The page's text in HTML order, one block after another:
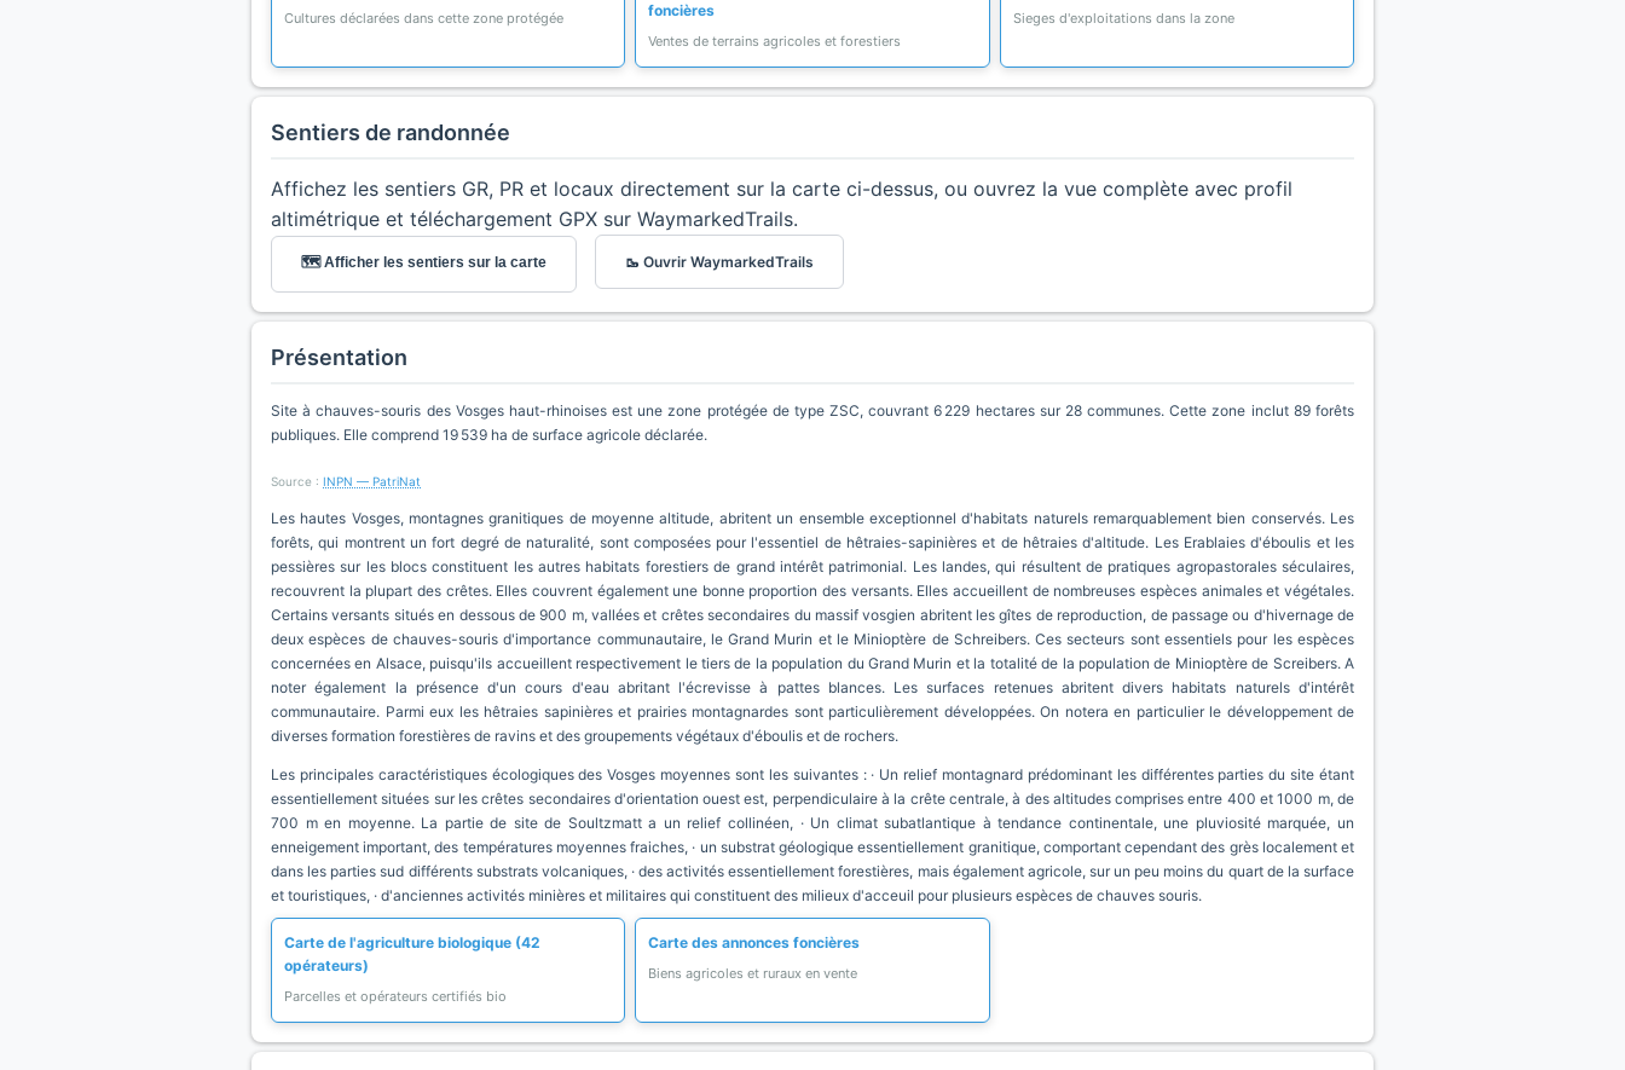
Cultures déclarées dans cette zone protégée
foncières
Ventes de terrains agricoles et forestiers
Sieges d'exploitations dans la zone
Sentiers de randonnée
Affichez les sentiers GR, PR et locaux directement sur la carte ci-dessus, ou ouvrez la vue complète avec profil
altimétrique et téléchargement GPX sur WaymarkedTrails.
🗺️ Afficher les sentiers sur la carte 🥾 Ouvrir WaymarkedTrails
Présentation
Site à chauves-souris des Vosges haut-rhinoises est une zone protégée de type ZSC, couvrant 6 229 hectares sur 28 communes. Cette zone inclut 89 forêts
publiques. Elle comprend 19 539 ha de surface agricole déclarée.
Source : INPN — PatriNat
Les hautes Vosges, montagnes granitiques de moyenne altitude, abritent un ensemble exceptionnel d'habitats naturels remarquablement bien conservés. Les
forêts, qui montrent un fort degré de naturalité, sont composées pour l'essentiel de hêtraies-sapinières et de hêtraies d'altitude. Les Erablaies d'éboulis et les
pessières sur les blocs constituent les autres habitats forestiers de grand intérêt patrimonial. Les landes, qui résultent de pratiques agropastorales séculaires,
recouvrent la plupart des crêtes. Elles couvrent également une bonne proportion des versants. Elles accueillent de nombreuses espèces animales et végétales.
Certains versants situés en dessous de 900 m, vallées et crêtes secondaires du massif vosgien abritent les gîtes de reproduction, de passage ou d'hivernage de
deux espèces de chauves-souris d'importance communautaire, le Grand Murin et le Minioptère de Schreibers. Ces secteurs sont essentiels pour les espèces
concernées en Alsace, puisqu'ils accueillent respectivement le tiers de la population du Grand Murin et la totalité de la population de Minioptère de Screibers. A
noter également la présence d'un cours d'eau abritant l'écrevisse à pattes blances. Les surfaces retenues abritent divers habitats naturels d'intérêt
communautaire. Parmi eux les hêtraies sapinières et prairies montagnardes sont particulièrement développées. On notera en particulier le développement de
diverses formation forestières de ravins et des groupements végétaux d'éboulis et de rochers.
Les principales caractéristiques écologiques des Vosges moyennes sont les suivantes : · Un relief montagnard prédominant les différentes parties du site étant
essentiellement situées sur les crêtes secondaires d'orientation ouest est, perpendiculaire à la crête centrale, à des altitudes comprises entre 400 et 1000 m, de
700 m en moyenne. La partie de site de Soultzmatt a un relief collinéen, · Un climat subatlantique à tendance continentale, une pluviosité marquée, un
enneigement important, des températures moyennes fraiches, · un substrat géologique essentiellement granitique, comportant cependant des grès localement et
dans les parties sud différents substrats volcaniques, · des activités essentiellement forestières, mais également agricole, sur un peu moins du quart de la surface
et touristiques, · d'anciennes activités minières et militaires qui constituent des milieux d'acceuil pour plusieurs espèces de chauves souris.
Carte de l'agriculture biologique (42
opérateurs)
Parcelles et opérateurs certifiés bio
Carte des annonces foncières
Biens agricoles et ruraux en vente